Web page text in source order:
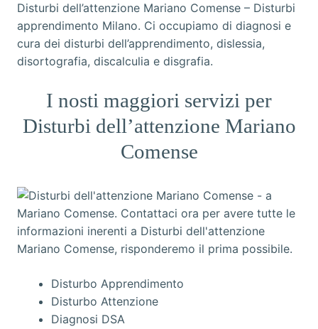
Disturbi dell’attenzione Mariano Comense – Disturbi
apprendimento Milano. Ci occupiamo di diagnosi e
cura dei disturbi dell’apprendimento, dislessia,
disortografia, discalculia e disgrafia.
I nosti maggiori servizi per
Disturbi dell’attenzione Mariano
Comense
Disturbo Apprendimento
Disturbo Attenzione
Diagnosi DSA